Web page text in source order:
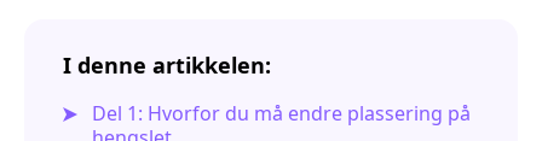
I denne artikkelen:
Del 1: Hvorfor du må endre plassering på